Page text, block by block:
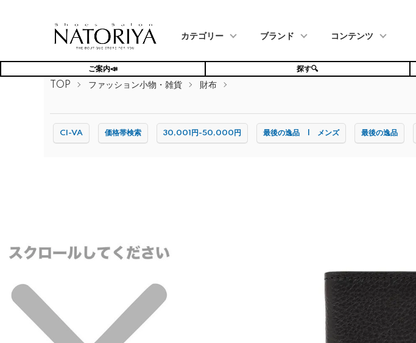
カテゴリー ブランド コンテンツ
ご案内📣 探す🔍
TOP ファッション小物・雑貨 財布
CI-VA 価格帯検索 30,001円-50,000円 最後の逸品 | メンズ 最後の逸品